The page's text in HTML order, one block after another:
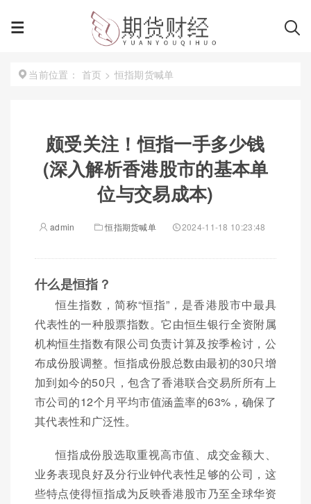
当前位置： 首页 > 恒指期货喊单
颇受关注！恒指一手多少钱
(深入解析香港股市的基本单
位与交易成本)
admin 恒指期货喊单 2024-11-18 10:23:48
什么是恒指？
恒生指数，简称“恒指”，是香港股市中最具
代表性的一种股票指数。它由恒生银行全资附属
机构恒生指数有限公司负责计算及按季检讨，公
布成份股调整。恒指成份股总数由最初的30只增
加到如今的50只，包含了香港联合交易所所有上
市公司的12个月平均市值涵盖率的63%，确保了
其代表性和广泛性。
恒指成份股选取重视高市值、成交金额大、
业务表现良好及分行业钟代表性足够的公司，这
些特点使得恒指成为反映香港股市乃至全球华资